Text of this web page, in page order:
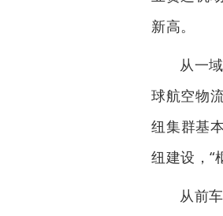
新高。
从一
球航空物
纽集群基
纽建设，“
从前